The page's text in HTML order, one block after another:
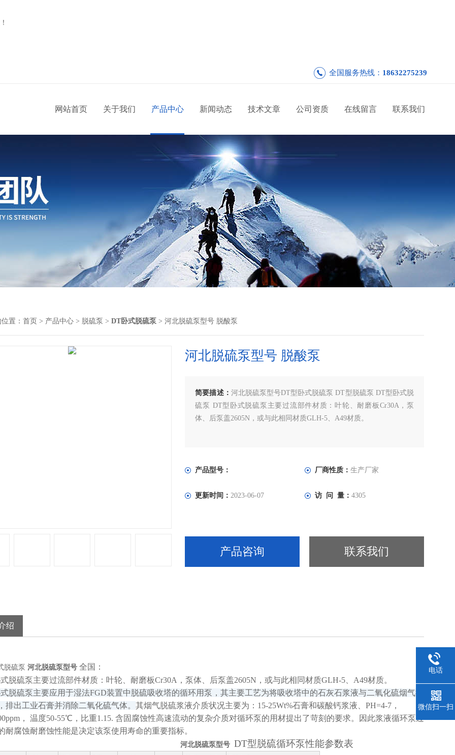
全国服务热线： 18632275239
网站首页 关于我们 产品中心 新闻动态 技术文章 公司资质 在线留言 联系我们
置： 首页 > 产品中心 > 脱硫泵 > DT卧式脱硫泵 > 河北脱硫泵型号 脱酸泵
河北脱硫泵型号 脱酸泵
简要描述： 河北脱硫泵型号DT型卧式脱硫泵 DT型脱硫泵 DT型卧式脱
硫泵 DT型卧式脱硫泵主要过流部件材质：叶轮、耐磨板Cr30A，泵
体、后泵盖2605N，或与此相同材质GLH-5、A49材质。
产品型号： 厂商性质： 生产厂家
更新时间：2023-06-07 访 问 量： 4305
产品咨询 联系我们
绍
脱硫泵 河北脱硫泵型号 全国：
脱硫泵主要过流部件材质：叶轮、耐磨板Cr30A，泵体、后泵盖2605N， 或与此相同材质GLH-5、A49材质。
脱硫泵主要应用于湿法FGD装置中脱硫吸收塔的循环用泵，其主要工艺为将吸收塔中的石灰石浆液与二氧化硫烟气循
排出工业石膏并消除二氧化硫气体。 其烟气脱硫浆液介质状况主要为：15-25Wt%石膏和碳酸钙浆液、PH=4-7，
， 温度50-55℃，比重1.15. 含固腐蚀性高速流动的复杂介质对循环泵的用材提出了苛刻的要求。因此浆液循环泵过
耐腐蚀耐磨蚀性能是决定该泵使用寿命的重要指标。
河北脱硫泵型号 DT型脱硫循环泵性能参数表
电话
微信扫一扫